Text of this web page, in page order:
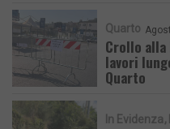
Quarto
Crollo alla
lavori
Quarto
In Evidenza